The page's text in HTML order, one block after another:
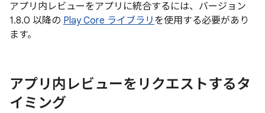
アプリ内レビューをアプリに統合するには、バージョン
1.8.0 以降の Play Core ライブラリ を使用する必要があり
ます。
アプリ内レビューをリクエストするタ
イミング